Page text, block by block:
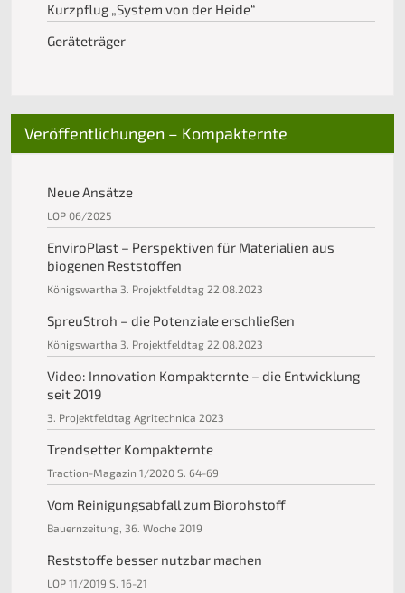
Kurzpflug „System von der Heide“
Geräteträger
Veröffentlichungen – Kompakternte
Neue Ansätze
LOP 06/2025
EnviroPlast – Perspektiven für Materialien aus
biogenen Reststoffen
Königswartha 3. Projektfeldtag 22.08.2023
SpreuStroh – die Potenziale erschließen
Königswartha 3. Projektfeldtag 22.08.2023
Video: Innovation Kompakternte – die Entwicklung
seit 2019
3. Projektfeldtag Agritechnica 2023
Trendsetter Kompakternte
Traction-Magazin 1/2020 S. 64-69
Vom Reinigungsabfall zum Biorohstoff
Bauernzeitung, 36. Woche 2019
Reststoffe besser nutzbar machen
LOP 11/2019 S. 16-21